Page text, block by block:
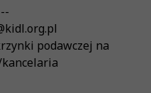
podawczej na